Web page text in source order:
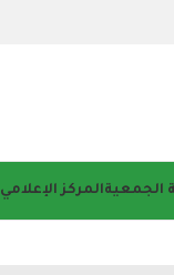
الجمعيةالمركز الإعلامي